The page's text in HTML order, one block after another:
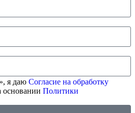
я даю Согласие на обработку
основании Политики